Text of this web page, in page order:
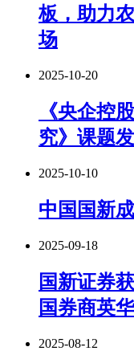
板，助力
场
2025-10-20
《央企控
究》课题
2025-10-10
中国国新
2025-09-18
国新证券
国券商英
2025-08-12